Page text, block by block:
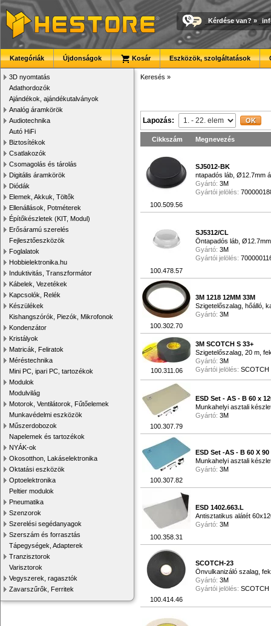
Kérdése van? »
Kategóriák Újdonságok Kosár Eszközök, szolgáltatások
3D nyomtatás
Adathordozók
Ajándékok, ajándékutalványok
Analóg áramkörök
Audiotechnika
Autó HiFi
Biztosítékok
Csatlakozók
Csomagolás és tárolás
Digitális áramkörök
Diódák
Elemek, Akkuk, Töltők
Ellenállások, Potméterek
Építőkészletek (KIT, Modul)
Erősáramú szerelés
Fejlesztőeszközök
Foglalatok
Hobbielektronika.hu
Induktivitás, Transzformátor
Kábelek, Vezetékek
Kapcsolók, Relék
Készülékek
Kishangszórók, Piezók, Mikrofonok
Kondenzátor
Kristályok
Matricák, Feliratok
Méréstechnika
Mini PC, ipari PC, tartozékok
Modulok
Modulvilág
Motorok, Ventilátorok, Fűtőelemek
Munkavédelmi eszközök
Műszerdobozok
Napelemek és tartozékok
NYÁK-ok
Okosotthon, Lakáselektronika
Oktatási eszközök
Optoelektronika
Peltier modulok
Pneumatika
Szenzorok
Szerelési segédanyagok
Szerszám és forrasztás
Tápegységek, Adapterek
Tranzisztorok
Varisztorok
Vegyszerek, ragasztók
Zavarszűrők, Ferritek
Keresés »
Lapozás:
Cikkszám Megnevezés
100.509.56
SJ5012-BK
ntapadós láb, Ø12.7mm
Gyártó: 3M
Gyártói jelölés:
100.478.57
SJ5312/CL
Öntapadós láb,
Gyártó: 3M
Gyártói jelölés:
100.302.70
3M 1218 12MM 33M
Szigetelőszalag, hőálló,
Gyártó: 3M
100.311.06
3M SCOTCH S 33+
Szigetelőszalag, 20 m,
Gyártó: 3M
Gyártói jelölés: SCOTCH
100.307.79
ESD Set - AS - B 60 x
Munkahelyi asztali
Gyártó: 3M
100.307.82
ESD Set -AS - B 60 X
Munkahelyi asztali
Gyártó: 3M
100.358.31
ESD 1402.663.L
Antisztatikus alátét
Gyártó: 3M
100.414.46
SCOTCH-23
Önvulkanizáló szalag,
Gyártó: 3M
Gyártói jelölés: SCOTCH